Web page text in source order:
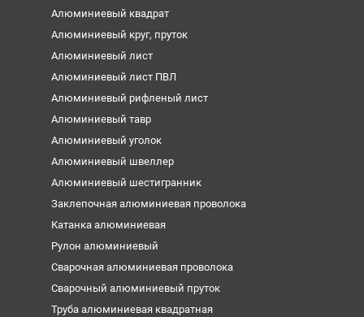
Алюминиевый квадрат
Алюминиевый круг, пруток
Алюминиевый лист
Алюминиевый лист ПВЛ
Алюминиевый рифленый лист
Алюминиевый тавр
Алюминиевый уголок
Алюминиевый швеллер
Алюминиевый шестигранник
Заклепочная алюминиевая проволока
Катанка алюминиевая
Рулон алюминиевый
Сварочная алюминиевая проволока
Сварочный алюминиевый пруток
Труба алюминиевая квадратная